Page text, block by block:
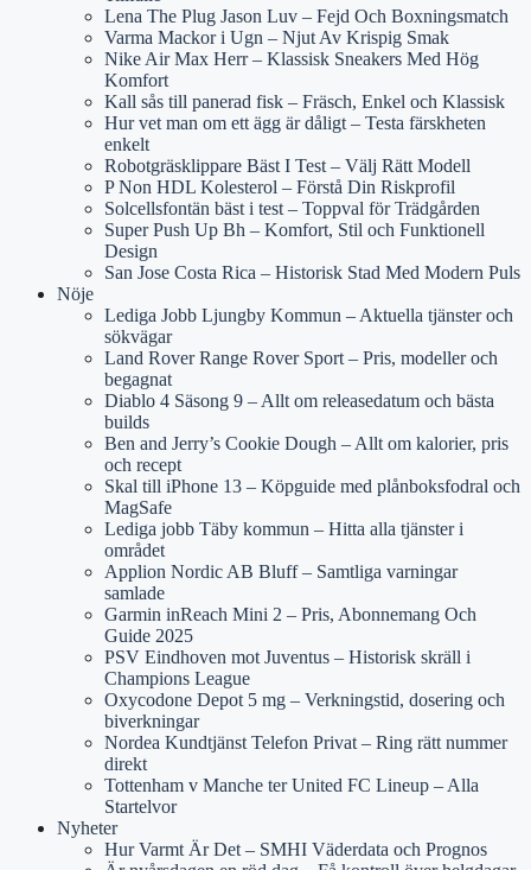
Lena The Plug Jason Luv – Fejd Och Boxningsmatch
Varma Mackor i Ugn – Njut Av Krispig Smak
Nike Air Max Herr – Klassisk Sneakers Med Hög
Komfort
Kall sås till panerad fisk – Fräsch, Enkel och Klassisk
Hur vet man om ett ägg är dåligt – Testa färskheten
enkelt
Robotgräsklippare Bäst I Test – Välj Rätt Modell
P Non HDL Kolesterol – Förstå Din Riskprofil
Solcellsfontän bäst i test – Toppval för Trädgården
Super Push Up Bh – Komfort, Stil och Funktionell
Design
San Jose Costa Rica – Historisk Stad Med Modern Puls
Nöje
Lediga Jobb Ljungby Kommun – Aktuella tjänster och
sökvägar
Land Rover Range Rover Sport – Pris, modeller och
begagnat
Diablo 4 Säsong 9 – Allt om releasedatum och bästa
builds
Ben and Jerry’s Cookie Dough – Allt om kalorier, pris
och recept
Skal till iPhone 13 – Köpguide med plånboksfodral och
MagSafe
Lediga jobb Täby kommun – Hitta alla tjänster i
området
Applion Nordic AB Bluff – Samtliga varningar
samlade
Garmin inReach Mini 2 – Pris, Abonnemang Och
Guide 2025
PSV Eindhoven mot Juventus – Historisk skräll i
Champions League
Oxycodone Depot 5 mg – Verkningstid, dosering och
biverkningar
Nordea Kundtjänst Telefon Privat – Ring rätt nummer
direkt
Tottenham v Manche ter United FC Lineup – Alla
Startelvor
Nyheter
Hur Varmt Är Det – SMHI Väderdata och Prognos